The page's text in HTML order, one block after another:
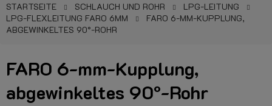
STARTSEITE SCHLAUCH UND ROHR
LPG-LEITUNG
LPG-FLEXLEITUNG FARO 6MM
FARO 6-MM-KUPPLUNG,
ABGEWINKELTES 90°-ROHR
FARO 6-mm-Kupplung,
abgewinkeltes 90°-Rohr